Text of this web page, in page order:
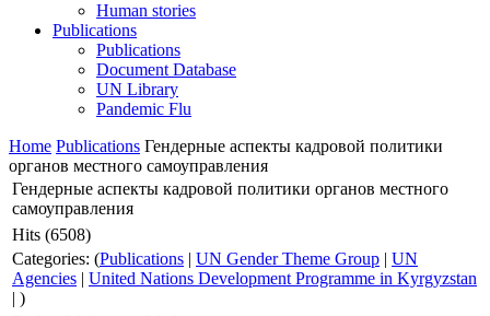
Human stories
Publications
Publications
Document Database
UN Library
Pandemic Flu
Home Publications Гендерные аспекты кадровой политики
органов местного самоуправления
Гендерные аспекты кадровой политики органов местного
самоуправления
Hits (6508)
Categories: (Publications | UN Gender Theme Group | UN
Agencies | United Nations Development Programme in Kyrgyzstan
| )